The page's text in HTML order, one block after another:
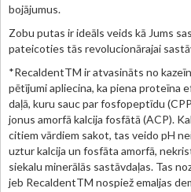
bojājumus.
Zobu putas ir ideāls veids kā Jums
pateicoties tās revolucionārajai
*RecaldentTM ir atvasināts no
pētījumi apliecina, ka piena proteīna
daļā, kuru sauc par fosfopeptīdu
jonus amorfā kalcija fosfātā (ACP).
citiem vārdiem sakot, tas veido pH
uztur kalcija un fosfāta amorfā,
siekalu minerālās sastāvdaļas. Tas
jeb RecaldentTM nospiež emaljas